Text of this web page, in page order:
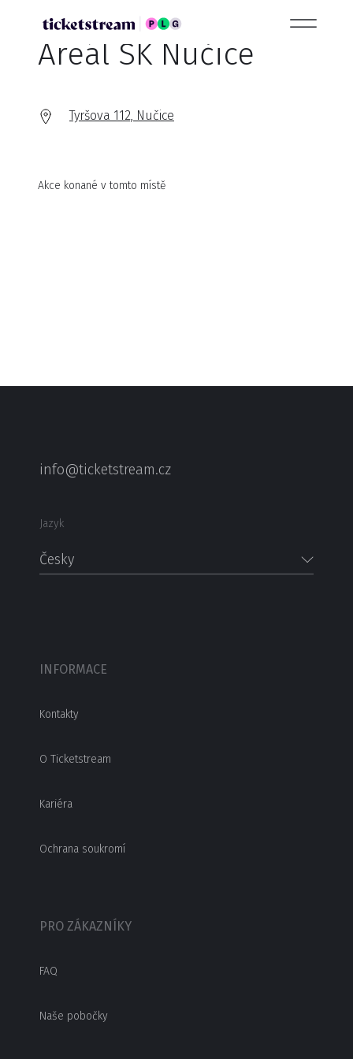
Areál SK Nučice
Tyršova 112, Nučice
Akce konané v tomto místě
info@ticketstream.cz
Jazyk
Česky
INFORMACE
Kontakty
O Ticketstream
Kariéra
Ochrana soukromí
PRO ZÁKAZNÍKY
FAQ
Naše pobočky